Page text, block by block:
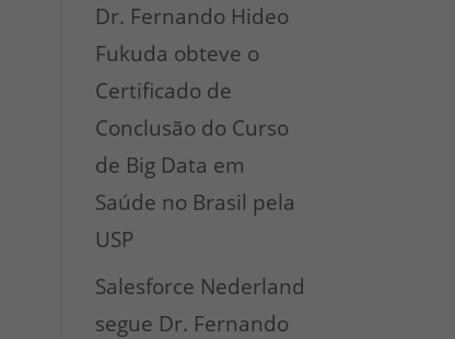
Dr. Fernando Hideo
Fukuda obteve o
Certificado de
Conclusão do Curso
de Big Data em
Saúde no Brasil pela
USP
Salesforce Nederland
segue Dr. Fernando